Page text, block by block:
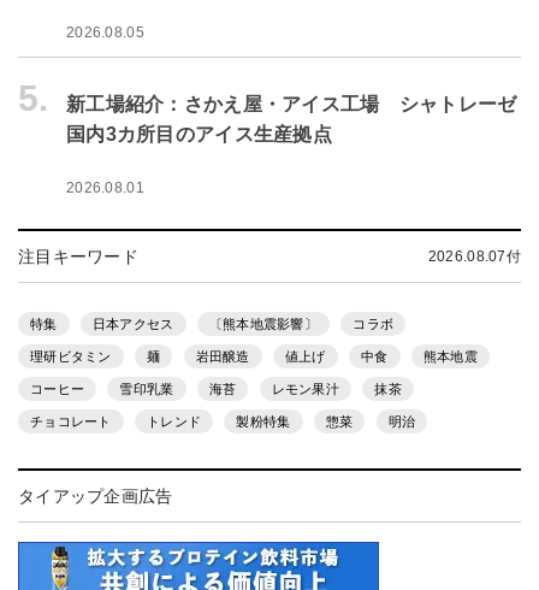
2026.08.05
5.
新工場紹介：さかえ屋・アイス工場 シャトレーゼ
国内3カ所目のアイス生産拠点
2026.08.01
注目キーワード 2026.08.07付
特集 日本アクセス 〔熊本地震影響〕 コラボ
理研ビタミン 麺 岩田醸造 値上げ 中食 熊本地震
コーヒー 雪印乳業 海苔 レモン果汁 抹茶
チョコレート トレンド 製粉特集 惣菜 明治
タイアップ企画広告